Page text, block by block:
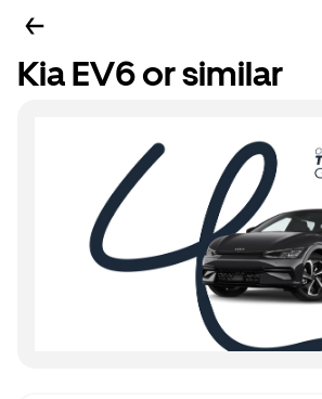
Kia EV6 or similar